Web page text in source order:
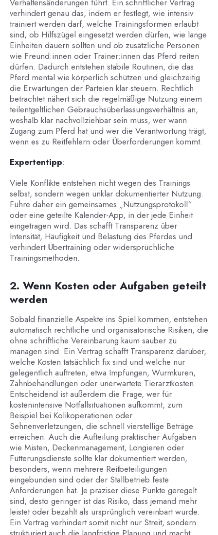
Verhaltensänderungen führt. Ein schriftlicher Vertrag
verhindert genau das, indem er festlegt, wie intensiv
trainiert werden darf, welche Trainingsformen erlaubt
sind, ob Hilfszügel eingesetzt werden dürfen, wie lange
Einheiten dauern sollten und ob zusätzliche Personen
wie Freund:innen oder Trainer:innen das Pferd reiten
dürfen. Dadurch entstehen stabile Routinen, die das
Pferd mental wie körperlich schützen und gleichzeitig
die Erwartungen der Parteien klar steuern. Rechtlich
betrachtet nähert sich die regelmäßige Nutzung einem
teilentgeltlichen Gebrauchsüberlassungsverhältnis an,
weshalb klar nachvollziehbar sein muss, wer wann
Zugang zum Pferd hat und wer die Verantwortung trägt,
wenn es zu Reitfehlern oder Überforderungen kommt.
Expertentipp:
Viele Konflikte entstehen nicht wegen des Trainings
selbst, sondern wegen unklar dokumentierter Nutzung.
Führe daher ein gemeinsames „Nutzungsprotokoll“
oder eine geteilte Kalender-App, in der jede Einheit
eingetragen wird. Das schafft Transparenz über
Intensität, Häufigkeit und Belastung des Pferdes und
verhindert Übertraining oder widersprüchliche
Trainingsmethoden.
2. Wenn Kosten oder Aufgaben geteilt
werden
Sobald finanzielle Aspekte ins Spiel kommen, entstehen
automatisch rechtliche und organisatorische Risiken, die
ohne schriftliche Vereinbarung kaum sauber zu
managen sind. Ein Vertrag schafft Transparenz darüber,
welche Kosten tatsächlich fix sind und welche nur
gelegentlich auftreten, etwa Impfungen, Wurmkuren,
Zahnbehandlungen oder unerwartete Tierarztkosten.
Entscheidend ist außerdem die Frage, wer für
kostenintensive Notfallsituationen aufkommt, zum
Beispiel bei Kolikoperationen oder
Sehnenverletzungen, die schnell vierstellige Beträge
erreichen. Auch die Aufteilung praktischer Aufgaben
wie Misten, Deckenmanagement, Longieren oder
Fütterungsdienste sollte klar dokumentiert werden,
besonders, wenn mehrere Reitbeteiligungen
eingebunden sind oder der Stallbetrieb feste
Anforderungen hat. Je präziser diese Punkte geregelt
sind, desto geringer ist das Risiko, dass jemand mehr
leistet oder bezahlt als ursprünglich vereinbart wurde.
Ein Vertrag verhindert somit nicht nur Streit, sondern